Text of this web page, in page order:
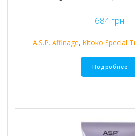
684 грн.
A.S.P. Affinage, Kitoko Special
Подробнее